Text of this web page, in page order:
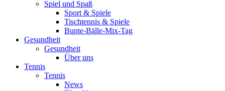
Spiel und Spaß
Sport & Spiele
Tischtennis & Spiele
Bunte-Bälle-Mix-Tag
Gesundheit
Gesundheit
Über uns
Tennis
Tennis
News